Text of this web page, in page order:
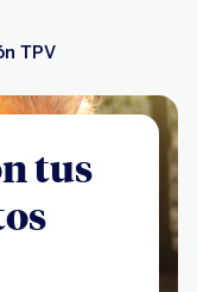
TPV
tus